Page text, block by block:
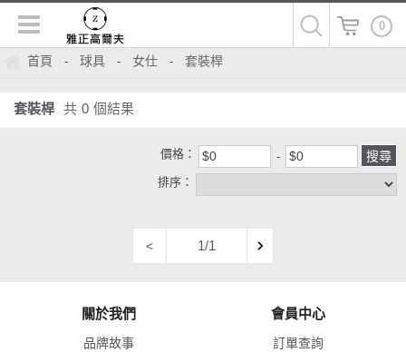
0
首頁 - 球具 - 女仕 - 套裝桿
套裝桿 共 0 個結果
價格：
排序：
< 1/1
關於我們
品牌故事
會員中心
訂單查詢